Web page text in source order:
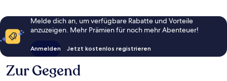
Melde dich an, um verfügbare Rabatte und Vorteile
anzuzeigen. Mehr Prämien für noch mehr Abenteuer!
Anmelden Jetzt kostenlos registrieren
Zur Gegend